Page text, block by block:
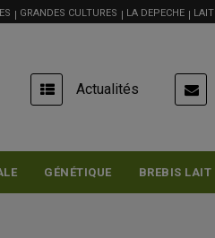
GRANDES CULTURES LA DEPECHE LAIT
USER
ACCOUNT
MENU
Actualités
GÉNÉTIQUE BREBIS LAIT